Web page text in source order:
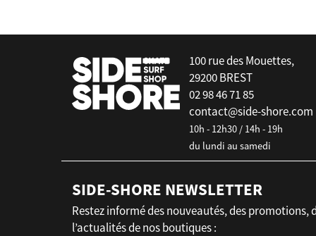
100 rue des Mouettes,
29200 BREST
02 98 46 71 85
contact@side-shore.com
10h - 12h30 / 14h - 19h
du lundi au samedi
SIDE-SHORE NEWSLETTER
Restez informé des nouveautés, des promotions,
l’actualités de nos boutiques :